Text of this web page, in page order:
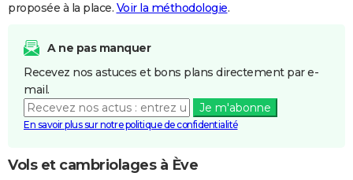
proposée à la place. Voir la méthodologie.
A ne pas manquer
Recevez nos astuces et bons plans directement par e-
mail.
Je m'abonne
En savoir plus sur notre politique de confidentialité
Vols et cambriolages à Ève